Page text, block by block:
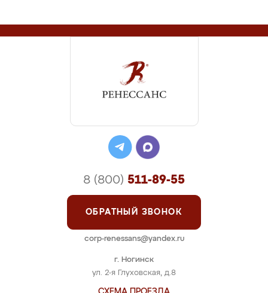
г. Ногинск
ул. 2-я Глуховская, д.8
8 (800) 511-89-55
ОБРАТНЫЙ ЗВОНОК
corp-renessans@yandex.ru